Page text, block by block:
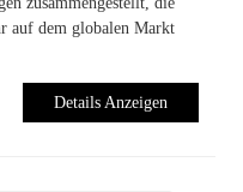
auf dem globalen Markt
Details Anzeigen